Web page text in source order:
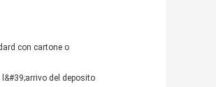
con cartone o
del deposito